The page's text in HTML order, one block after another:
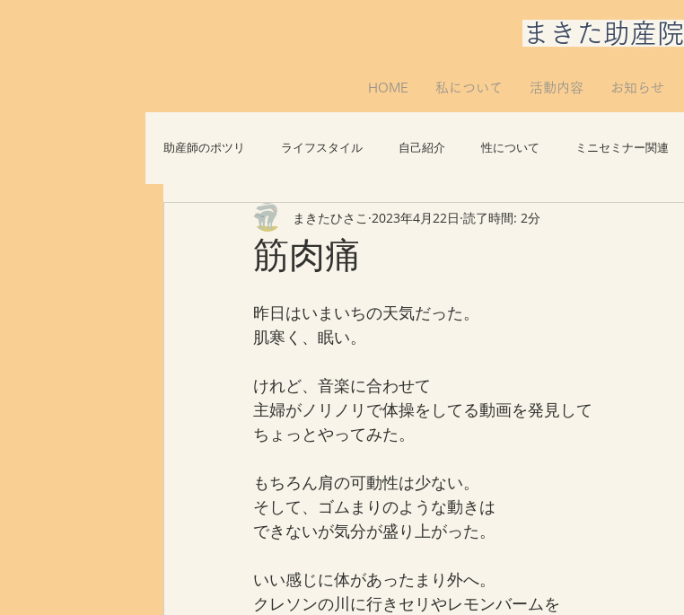
​まきた助産院
HOME 私について 活動内容 お知らせ
助産師のポツリ ライフスタイル 自己紹介 性について ミニセミナー関連
おっぱいについて 思い出 講義について
筋肉痛
まきたひさこ 2023年4月22日 読了時間: 2分
昨日はいまいちの天気だった。
肌寒く、眠い。
けれど、音楽に合わせて
主婦がノリノリで体操をしてる動画を発見して
ちょっとやってみた。
もちろん肩の可動性は少ない。
そして、ゴムまりのような動きは
できないが気分が盛り上がった。
いい感じに体があったまり外へ。
クレソンの川に行きセリやレモンバームを